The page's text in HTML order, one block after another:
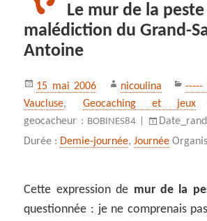
Le mur de la
malédiction du Grand-
Antoine
Publié
le
15 mai 2006 Auteur
nicoulina -----
Vaucluse, Geocaching et jeux
geocacheur : BOBINES84 |
Durée : Demie-journée,Journée
Cette expression de mur de la
questionnée : je ne comprenais